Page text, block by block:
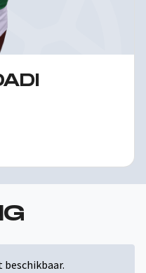
beschikbaar.